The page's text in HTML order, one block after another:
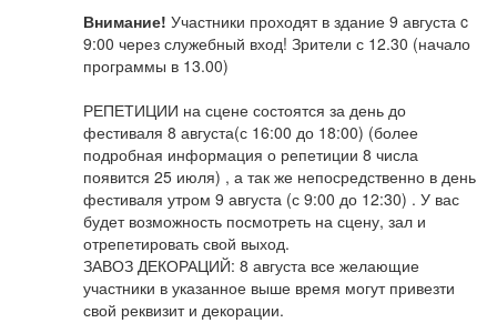
Внимание! Участники проходят в здание 9 августа c
9:00 через служебный вход! Зрители с 12.30 (начало
программы в 13.00)
РЕПЕТИЦИИ на сцене состоятся за день до
фестиваля 8 августа(с 16:00 до 18:00) (более
подробная информация о репетиции 8 числа
появится 25 июля) , а так же непосредственно в день
фестиваля утром 9 августа (с 9:00 до 12:30) . У вас
будет возможность посмотреть на сцену, зал и
отрепетировать свой выход.
ЗАВОЗ ДЕКОРАЦИЙ: 8 августа все желающие
участники в указанное выше время могут привезти
свой реквизит и декорации.